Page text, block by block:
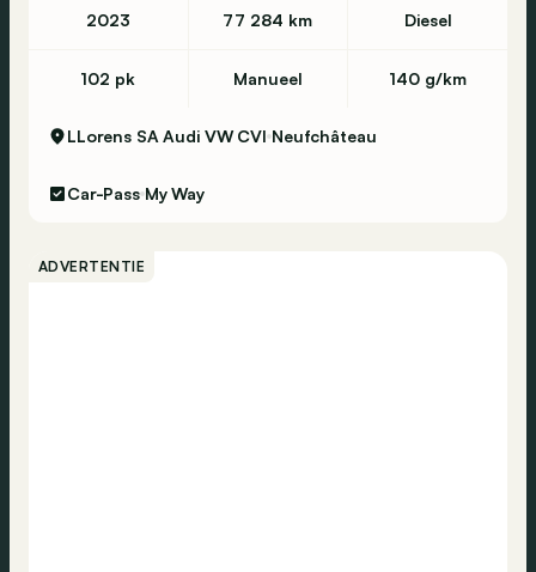
2023 77 284 km Diesel
102 pk Manueel 140 g/km
LLorens SA Audi VW CVI Neufchâteau
Car-Pass My Way
ADVERTENTIE